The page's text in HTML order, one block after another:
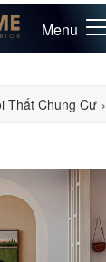
Menu
Thất Chung Cư ›